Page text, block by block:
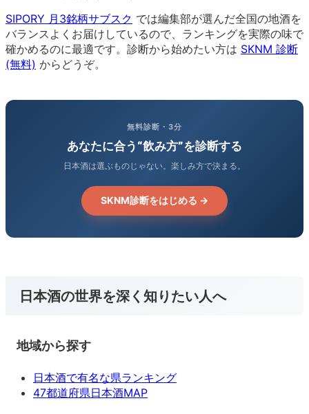
SIPORY 月3銘柄サブスク では編集部が選んだ全国の地酒を
バランスよくお届けしているので、ランキングを実際の味で
確かめるのに最適です。診断から始めたい方は SKNM 診断
(無料) からどうぞ。
無料診断・3分
あなたに合う“飲み方”を診断する
日本酒は選ぶものじゃない。楽しみ方で決まる。
SKNM診断をはじめる →
日本酒の世界を深く知りたい人へ
地域から探す
日本酒で有名な県ランキング
47都道府県日本酒MAP